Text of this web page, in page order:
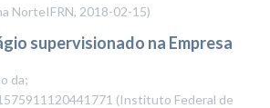
NorteIFRN, 2018-02-15)
supervisionado na Empresa
da;
(Instituto Federal de